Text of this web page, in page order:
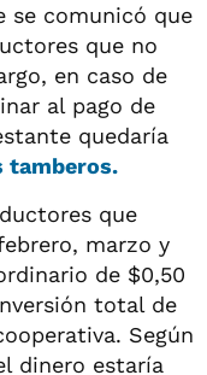
se comunicó que
que no
en caso de
al pago de
quedaría
tamberos.
que
marzo y
de $0,50
total de
Según
dinero estaría